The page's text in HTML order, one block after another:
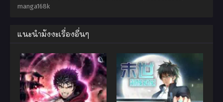
manga168k
แนะนำมังงะเรื่องอื่นๆ